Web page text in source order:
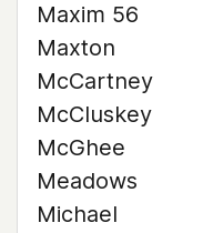
Maxim 56
Maxton
McCartney
McCluskey
McGhee
Meadows
Michael